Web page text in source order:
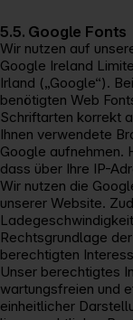
5.5. Google Fonts
Wir nutzen auf
Google Ireland
Irland („Google“).
benötigten Web
Schriftarten korrekt
Ihnen verwendete
Google aufnehmen.
dass über Ihre IP-
Wir nutzen die
unserer Website.
Rechtsgrundlage
berechtigten
Unser berechtigtes
wartungsfreien und
einheitlicher